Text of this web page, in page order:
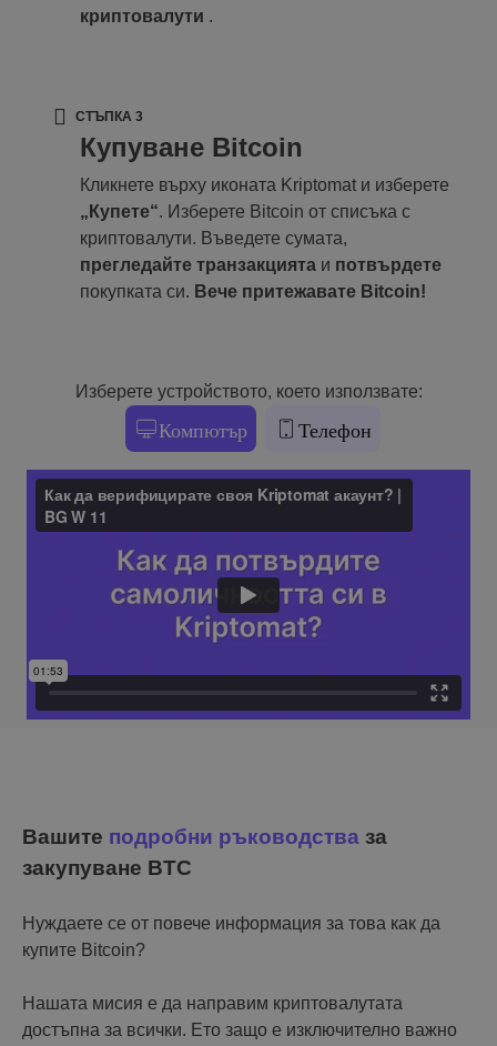
криптовалути .
СТЪПКА 3
Купуване Bitcoin
Кликнете върху иконата Kriptomat и изберете
„Купете“. Изберете Bitcoin от списъка с
криптовалути. Въведете сумата,
прегледайте транзакцията и потвърдете
покупката си. Вече притежавате Bitcoin!
Изберете устройството, което използвате:
Компютър Телефон
Вашите подробни ръководства за
закупуване BTC
Нуждаете се от повече информация за това как да
купите Bitcoin?
Нашата мисия е да направим криптовалутата
достъпна за всички. Ето защо е изключително важно